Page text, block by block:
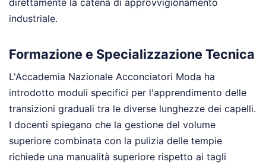
direttamente la catena di approvvigionamento
industriale.
Formazione e Specializzazione Tecnica
L'Accademia Nazionale Acconciatori Moda ha
introdotto moduli specifici per l'apprendimento delle
transizioni graduali tra le diverse lunghezze dei capelli.
I docenti spiegano che la gestione del volume
superiore combinata con la pulizia delle tempie
richiede una manualità superiore rispetto ai tagli